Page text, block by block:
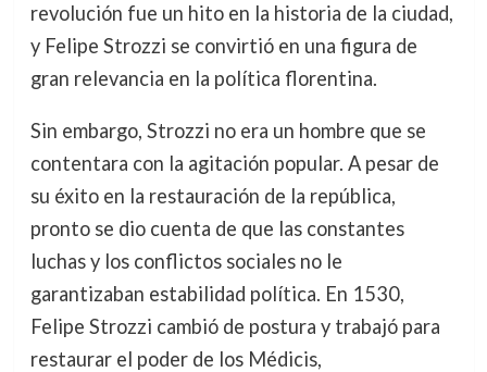
revolución fue un hito en la historia de la ciudad,
y Felipe Strozzi se convirtió en una figura de
gran relevancia en la política florentina.
Sin embargo, Strozzi no era un hombre que se
contentara con la agitación popular. A pesar de
su éxito en la restauración de la república,
pronto se dio cuenta de que las constantes
luchas y los conflictos sociales no le
garantizaban estabilidad política. En 1530,
Felipe Strozzi cambió de postura y trabajó para
restaurar el poder de los Médicis,